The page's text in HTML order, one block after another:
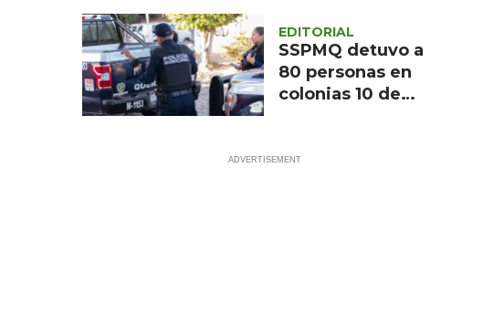
tras 43 años sin
inversión
EDITORIAL
SSPMQ detuvo a
80 personas en
colonias 10 de
el primer semestre